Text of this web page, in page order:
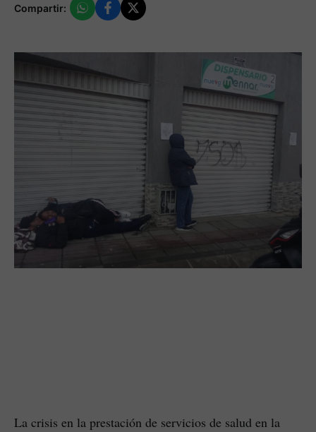
Compartir:
La crisis en la prestación de servicios de salud en la